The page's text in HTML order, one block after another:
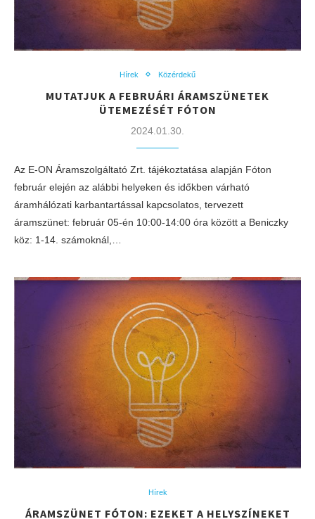
Hírek Közérdekű
MUTATJUK A FEBRUÁRI ÁRAMSZÜNETEK
ÜTEMEZÉSÉT FÓTON
2024.01.30.
Az E-ON Áramszolgáltató Zrt. tájékoztatása alapján Fóton
február elején az alábbi helyeken és időkben várható
áramhálózati karbantartással kapcsolatos, tervezett
áramszünet: február 05-én 10:00-14:00 óra között a Beniczky
köz: 1-14. számoknál,…
Hírek
ÁRAMSZÜNET FÓTON: EZEKET A HELYSZÍNEKET